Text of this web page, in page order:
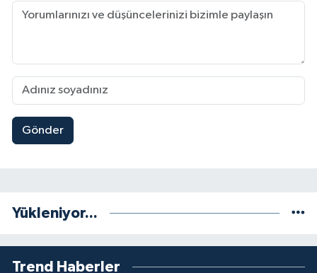
Gönder
Yükleniyor...
Trend Haberler